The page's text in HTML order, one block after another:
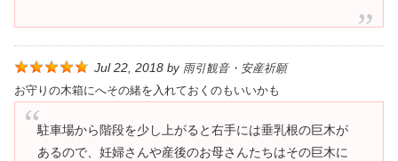
Jul 22, 2018 by 雨引観音・安産祈願
お守りの木箱にへその緒を入れておくのもいいかも
駐車場から階段を少し上がると右手には垂乳根の巨木が
あるので、妊婦さんや産後のお母さんたちはその巨木に